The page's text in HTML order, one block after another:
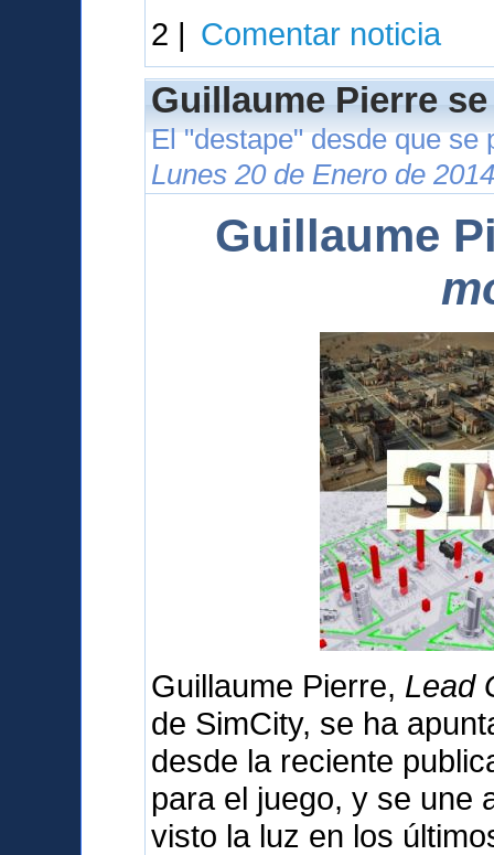
2 | Comentar noticia
Guillaume Pierre
El "destape" desde que se
Lunes 20 de Enero de
Guillaume
Guillaume Pierre, Lead
de SimCity, se ha
desde la reciente
para el juego, y se une
visto la luz en los